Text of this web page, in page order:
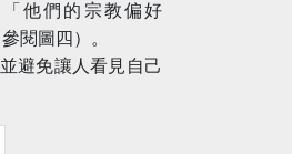
他們的宗教偏好
閱圖四）。
避免讓人看見自己